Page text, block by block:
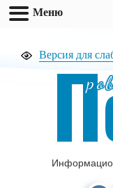
Версия для
П
Меню